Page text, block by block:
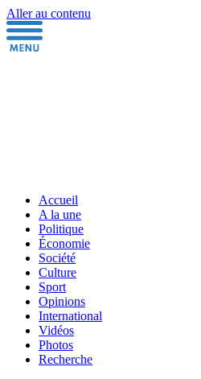
Aller au contenu
Accueil
A la une
Politique
Économie
Société
Culture
Sport
Opinions
International
Vidéos
Photos
Recherche